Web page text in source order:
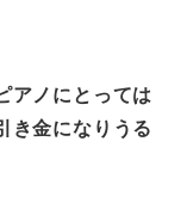
アノにとっては
き金になりうる